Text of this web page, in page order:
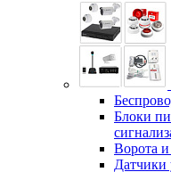
Блоки
Ворота
Датчики